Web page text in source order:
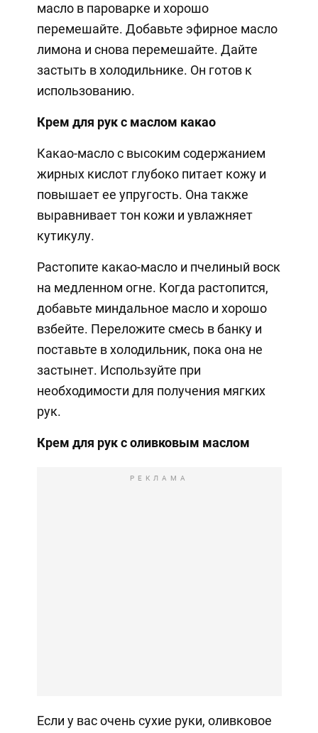
масло в пароварке и хорошо
перемешайте. Добавьте эфирное масло
лимона и снова перемешайте. Дайте
застыть в холодильнике. Он готов к
использованию.
Крем для рук с маслом какао
Какао-масло с высоким содержанием
жирных кислот глубоко питает кожу и
повышает ее упругость. Она также
выравнивает тон кожи и увлажняет
кутикулу.
Растопите какао-масло и пчелиный воск
на медленном огне. Когда растопится,
добавьте миндальное масло и хорошо
взбейте. Переложите смесь в банку и
поставьте в холодильник, пока она не
застынет. Используйте при
необходимости для получения мягких
рук.
Крем для рук с оливковым маслом
РЕКЛАМА
Если у вас очень сухие руки, оливковое